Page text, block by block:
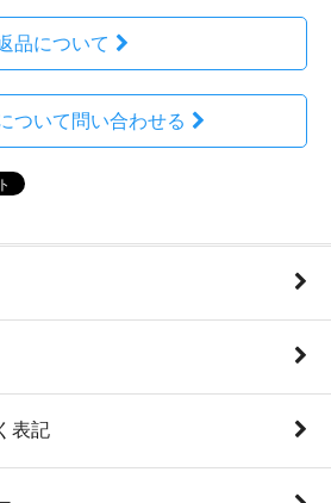
品について
ついて問い合わせる
表記